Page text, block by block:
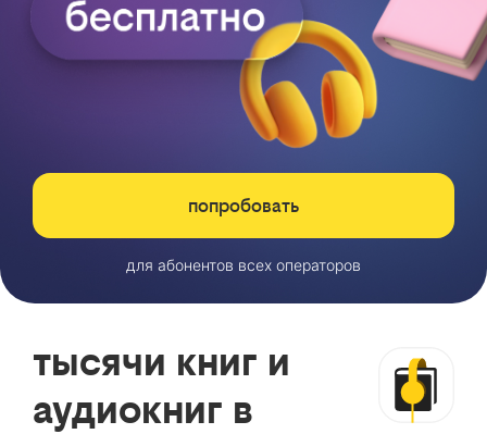
попробовать
для абонентов всех операторов
тысячи книг и
аудиокниг в